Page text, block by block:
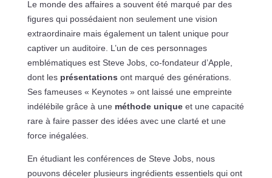
Le monde des affaires a souvent été marqué par des
figures qui possédaient non seulement une vision
extraordinaire mais également un talent unique pour
captiver un auditoire. L’un de ces personnages
emblématiques est Steve Jobs, co-fondateur d’Apple,
dont les présentations ont marqué des générations.
Ses fameuses « Keynotes » ont laissé une empreinte
indélébile grâce à une méthode uniqueet une capacité
rare à faire passer des idées avec une clarté et une
force inégalées.
En étudiant les conférences de Steve Jobs, nous
pouvons déceler plusieurs ingrédients essentiels qui ont